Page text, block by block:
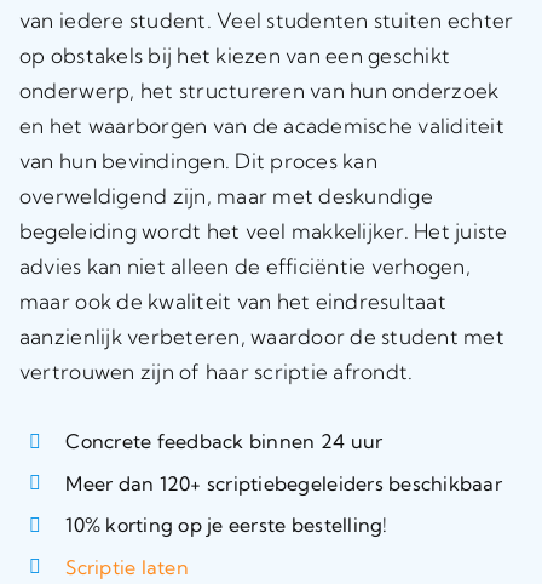
van iedere student. Veel studenten stuiten echter
op obstakels bij het kiezen van een geschikt
onderwerp, het structureren van hun onderzoek
en het waarborgen van de academische validiteit
van hun bevindingen. Dit proces kan
overweldigend zijn, maar met deskundige
begeleiding wordt het veel makkelijker. Het juiste
advies kan niet alleen de efficiëntie verhogen,
maar ook de kwaliteit van het eindresultaat
aanzienlijk verbeteren, waardoor de student met
vertrouwen zijn of haar scriptie afrondt.
Concrete feedback binnen 24 uur
Meer dan 120+ scriptiebegeleiders beschikbaar
10% korting op je eerste bestelling!
Scriptie laten